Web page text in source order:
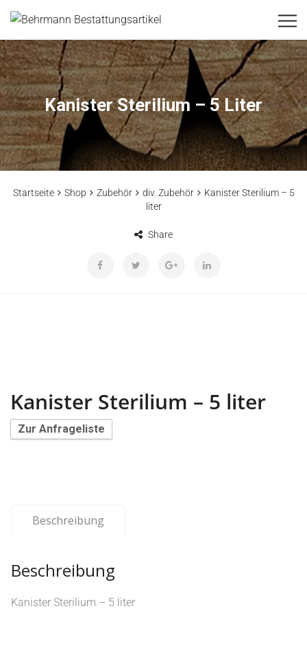
Kanister Sterilium – 5 Liter
Startseite Shop Zubehör div. Zubehör
Kanister Sterilium – 5
liter
Share
Kanister Sterilium – 5 liter
Zur Anfrageliste
Beschreibung
Beschreibung
Kanister Sterilium – 5 liter